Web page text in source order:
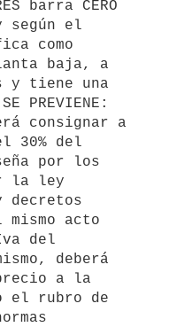
barra CERO
según el
como
baja, a
y tiene una
PREVIENE:
consignar a
30% del
por los
la ley
decretos
acto
del
deberá
a la
el rubro de